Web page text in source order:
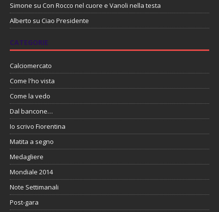
Simone su Con Rocco nel cuore e Vanoli nella testa
Alberto su Ciao Presidente
CATEGORIE
Calciomercato
Come l'ho vista
Come la vedo
Dal bancone…
Io scrivo Fiorentina
Matita a segno
Medagliere
Mondiale 2014
Note Settimanali
Post-gara